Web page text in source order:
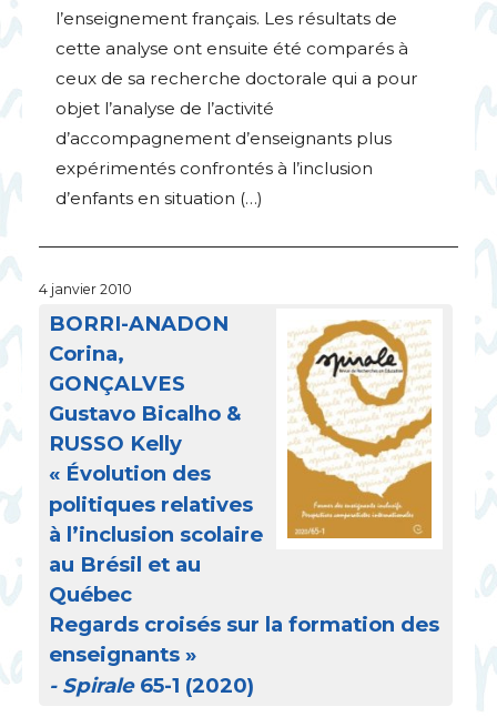
l’enseignement français. Les résultats de
cette analyse ont ensuite été comparés à
ceux de sa recherche doctorale qui a pour
objet l’analyse de l’activité
d’accompagnement d’enseignants plus
expérimentés confrontés à l’inclusion
d’enfants en situation (…)
4 janvier 2010
BORRI-ANADON
Corina,
GONÇALVES
Gustavo Bicalho &
RUSSO Kelly
« Évolution des
politiques relatives
à l’inclusion scolaire
au Brésil et au
Québec
Regards croisés sur la formation des
enseignants »
- Spirale65-1 (2020)